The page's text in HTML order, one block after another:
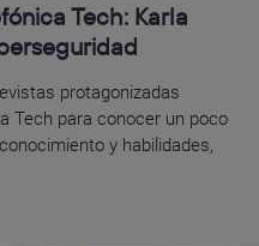
Tech: Karla
protagonizadas
Tech para conocer un poco
y habilidades,